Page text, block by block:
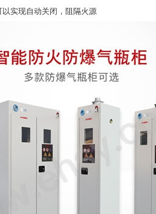
实现自动关闭，阻隔火源